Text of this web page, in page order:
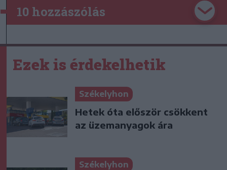
10 hozzászólás
Ezek is érdekelhetik
Székelyhon
Hetek óta először csökkent
az üzemanyagok ára
Székelyhon